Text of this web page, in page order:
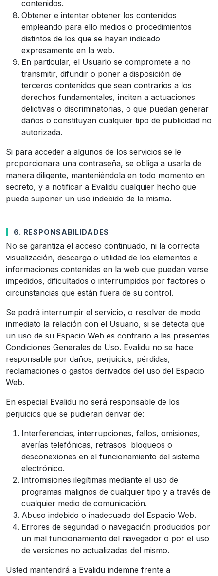
contenidos.
Obtener e intentar obtener los contenidos
empleando para ello medios o procedimientos
distintos de los que se hayan indicado
expresamente en la web.
En particular, el Usuario se compromete a no
transmitir, difundir o poner a disposición de
terceros contenidos que sean contrarios a los
derechos fundamentales, inciten a actuaciones
delictivas o discriminatorias, o que puedan generar
daños o constituyan cualquier tipo de publicidad no
autorizada.
Si para acceder a algunos de los servicios se le
proporcionara una contraseña, se obliga a usarla de
manera diligente, manteniéndola en todo momento en
secreto, y a notificar a Evalidu cualquier hecho que
pueda suponer un uso indebido de la misma.
6. RESPONSABILIDADES
No se garantiza el acceso continuado, ni la correcta
visualización, descarga o utilidad de los elementos e
informaciones contenidas en la web que puedan verse
impedidos, dificultados o interrumpidos por factores o
circunstancias que están fuera de su control.
Se podrá interrumpir el servicio, o resolver de modo
inmediato la relación con el Usuario, si se detecta que
un uso de su Espacio Web es contrario a las presentes
Condiciones Generales de Uso. Evalidu no se hace
responsable por daños, perjuicios, pérdidas,
reclamaciones o gastos derivados del uso del Espacio
Web.
En especial Evalidu no será responsable de los
perjuicios que se pudieran derivar de:
Interferencias, interrupciones, fallos, omisiones,
averías telefónicas, retrasos, bloqueos o
desconexiones en el funcionamiento del sistema
electrónico.
Intromisiones ilegítimas mediante el uso de
programas malignos de cualquier tipo y a través de
cualquier medio de comunicación.
Abuso indebido o inadecuado del Espacio Web.
Errores de seguridad o navegación producidos por
un mal funcionamiento del navegador o por el uso
de versiones no actualizadas del mismo.
Usted mantendrá a Evalidu indemne frente a